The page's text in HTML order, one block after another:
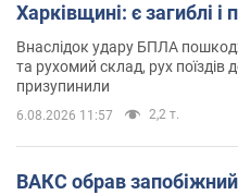
Харківщині: є загиблі і
Внаслідок удару БПЛА
та рухомий склад, рух поїздів
призупинили
6.08.2026 11:57 2,2 т.
ВАКС обрав запобіжний захід експосолці